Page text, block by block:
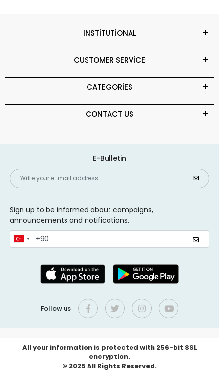
INSTİTUTİONAL
CUSTOMER SERVİCE
CATEGORİES
CONTACT US
E-Bulletin
Sign up to be informed about campaigns,
announcements and notifications.
Follow us
All your information is protected with 256-bit SSL
encryption.
© 2025 All Rights Reserved.